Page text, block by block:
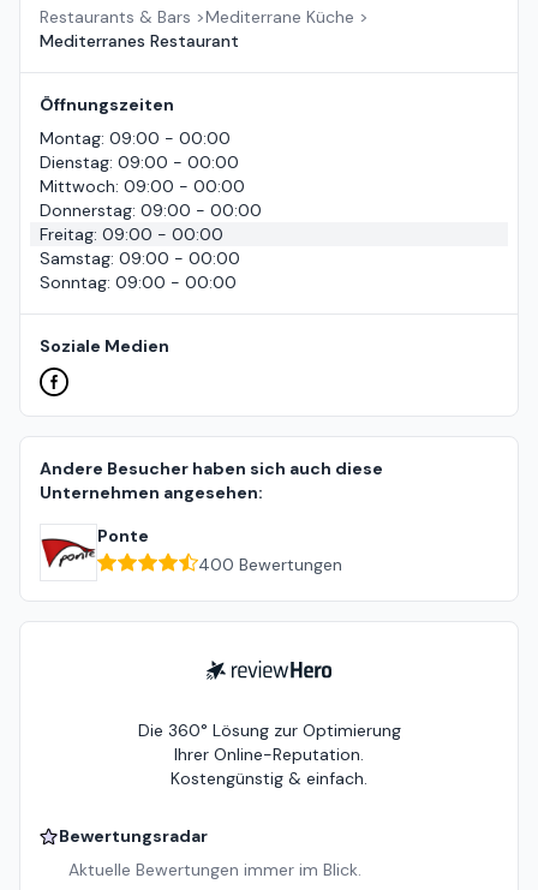
Restaurants & Bars >Mediterrane Küche >
Mediterranes Restaurant
Öffnungszeiten
Montag: 09:00 - 00:00
Dienstag: 09:00 - 00:00
Mittwoch: 09:00 - 00:00
Donnerstag: 09:00 - 00:00
Freitag: 09:00 - 00:00
Samstag: 09:00 - 00:00
Sonntag: 09:00 - 00:00
Soziale Medien
Andere Besucher haben sich auch diese
Unternehmen angesehen:
Ponte
400 Bewertungen
ReviewHero
Die 360° Lösung zur Optimierung
Ihrer Online-Reputation.
Kostengünstig & einfach.
Bewertungsradar
Aktuelle Bewertungen immer im Blick.